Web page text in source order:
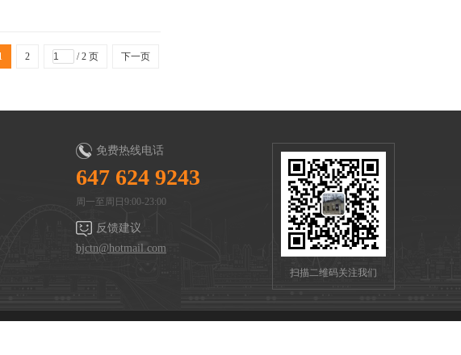
2 / 2 页 下一页
免费热线电话
647 624 9243
周一至周日9:00-23:00
反馈建议
bjctn@hotmail.com
扫描二维码关注我们